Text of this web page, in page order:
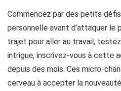
Commencez par des petits
personnelle avant d’attaquer le
trajet pour aller au travail,
intrigue, inscrivez-vous à cette
depuis des mois. Ces micro-
cerveau à accepter la